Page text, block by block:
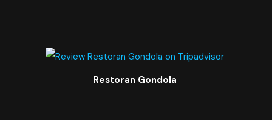
Restoran Gondola